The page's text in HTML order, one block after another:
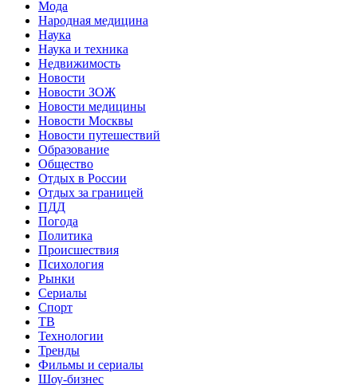
Мода
Народная медицина
Наука
Наука и техника
Недвижимость
Новости
Новости ЗОЖ
Новости медицины
Новости Москвы
Новости путешествий
Образование
Общество
Отдых в России
Отдых за границей
ПДД
Погода
Политика
Происшествия
Психология
Рынки
Сериалы
Спорт
ТВ
Технологии
Тренды
Фильмы и сериалы
Шоу-бизнес